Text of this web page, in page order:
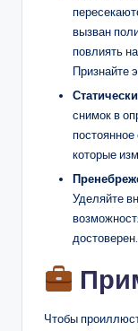
вызван
повлиять
Признайте
снимок в
которые
Уделяйте
достоверен.
Чтобы